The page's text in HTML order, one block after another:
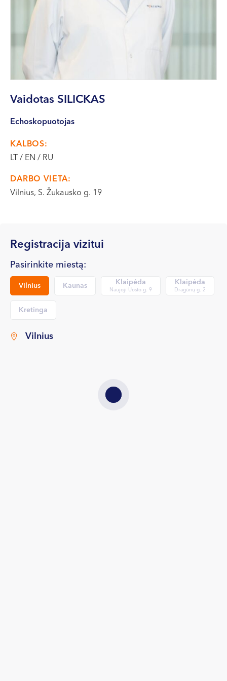
Klaipėda
Dragūnų g. 2
Darbo laikas:
I-V 08:00 - 20:00
VI, VII --
Naujoji Uosto g. 9
I-V 08:00 - 20:00
VI 09:00 - 15:00
VII --
J. Basanavičiaus g. 80
Vaidotas SILICKAS
Echoskopuotojas
KALBOS:
LT / EN / RU
DARBO VIETA:
Vilnius, S. Žukausko g. 19
Registracija vizitui
Pasirinkite miestą:
Vilnius Kaunas Klaipėda
Naujoji Uosto g. 9
Klaipėda
Dragūnų g. 2
Kretinga
Vilnius